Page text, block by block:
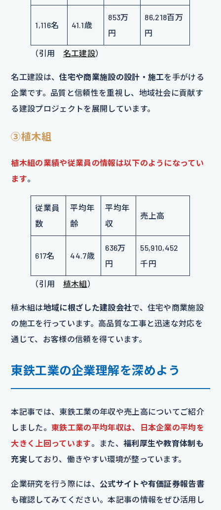
1,116名 41.1歳
853万
円
86,218百万
円
（引用 名工建設）
名工建設は、住宅や商業施設の設計・施工を手がける
企業です。品質と信頼性を重視し、地域社会に貢献す
る建設プロジェクトを展開しています。
③植木組
植木組の業績や従業員の情報は以下のようになってい
ます。
従業員
数
平均年
齢
平均年
収
売上高
617名 44.7歳
636万
円
55,910,452
千円
（引用 植木組）
植木組は地域に根ざした建設会社で、住宅や商業施設
の施工を行っています。高品質な工事と迅速な対応を
通じて、お客様の信頼を得ています。
東鉄工業の企業理解を深めよう
本記事では、東鉄工業の年収や売上高についてご紹介
しました。 東鉄工業の平均年収は、日本企業の平均を
大きく上回っています。また、 福利厚生や教育体制も
充実 しており、働きやすい環境が整っています。
企業研究を行う際には、 公式サイトや有価証券報告書
も確認してみてください。本記事の情報をぜひ活用し